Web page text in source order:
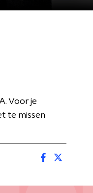
Voor je
te missen